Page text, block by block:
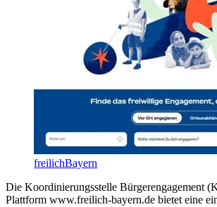
freilichBayern
Die Koordinierungsstelle Bürgerengagement
Plattform www.freilich-bayern.de bietet eine